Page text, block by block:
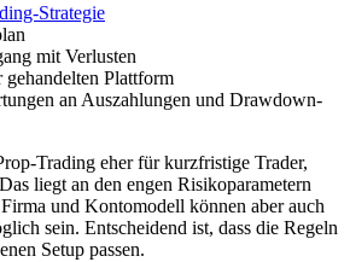
Strategie
mit Verlusten
Plattform
an Auszahlungen und Drawdown-
Trading eher für kurzfristige Trader,
liegt an den engen Risikoparametern
und Kontomodell können aber auch
sein. Entscheidend ist, dass die Regeln
Setup passen.